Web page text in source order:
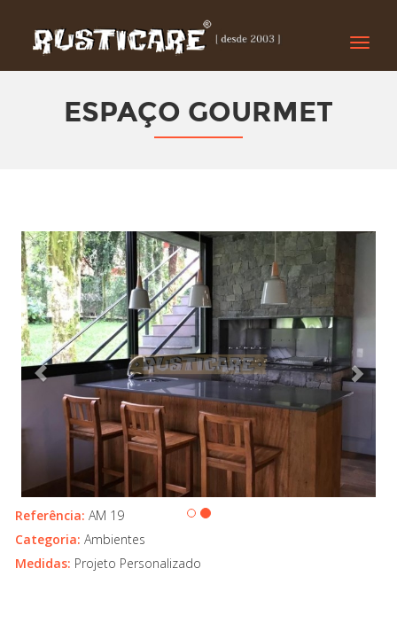
Toggle
ESPAÇO GOURMET
Previous
Referência: AM 19
Categoria: Ambientes
Medidas: Projeto Personalizado